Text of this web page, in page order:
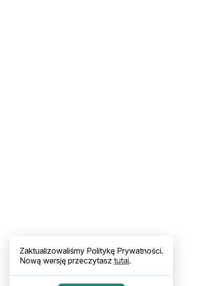
Zaktualizowaliśmy Politykę Prywatności.
Nową wersję przeczytasz tutaj.